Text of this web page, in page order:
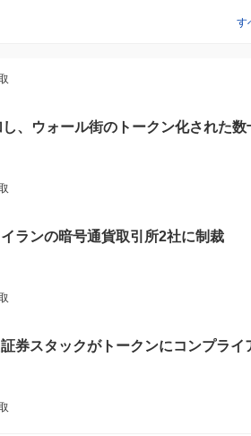
す
、ウォール街のトークン化された数
ランの暗号通貨取引所2社に制裁
券スタックがトークンにコンプライ